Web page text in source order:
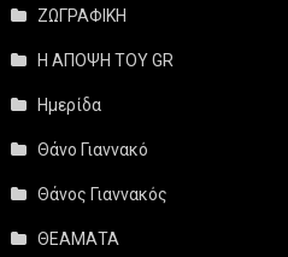
ΖΩΓΡΑΦΙΚΗ
Η ΑΠΟΨΗ ΤΟΥ GR
Ημερίδα
Θάνο Γιαννακό
Θάνος Γιαννακός
ΘΕΑΜΑΤΑ